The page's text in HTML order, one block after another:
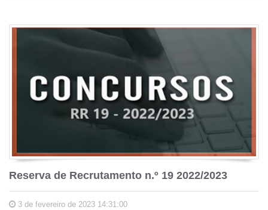
Reserva de Recrutamento n.º 19 2022/2023
3 de fevereiro de 2023 14:31:00